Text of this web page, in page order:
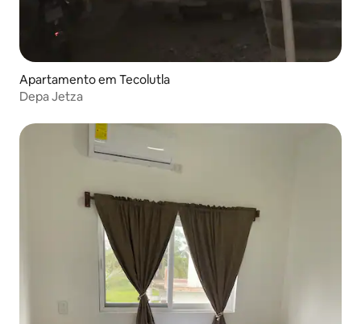
Apartamento em Tecolutla
Depa Jetza